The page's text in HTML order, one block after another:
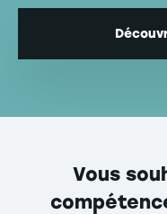
Vous